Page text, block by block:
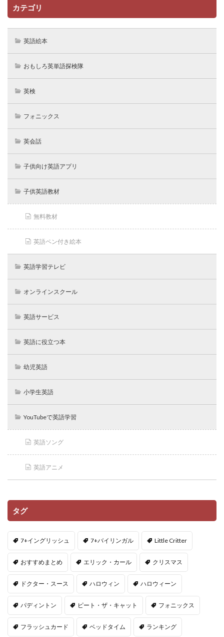
カテゴリ
英語絵本
おもしろ英単語探検隊
英検
フォニックス
英会話
子供向け英語アプリ
子供英語教材
無料教材
英語ペン付き絵本
英語学習テレビ
オンラインスクール
英語サービス
英語に役立つ本
幼児英語
小学生英語
YouTubeで英語学習
英語ソング
英語アニメ
タグ
7+イングリッシュ 7+バイリンガル Little Critter
おすすめまとめ エリック・カール クリスマス
ドクター・スース ハロウィン ハロウィーン
パディントン ピート・ザ・キャット フォニックス
フラッシュカード ベッドタイム ランキング